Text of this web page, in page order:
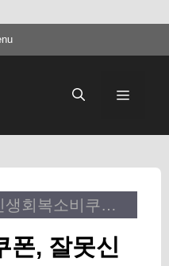
메
민생회복소비쿠폰, 잘못신청했을때! 소비쿠폰 재발급 카드 등록 꿀팁 1분컷!
폰, 잘못신